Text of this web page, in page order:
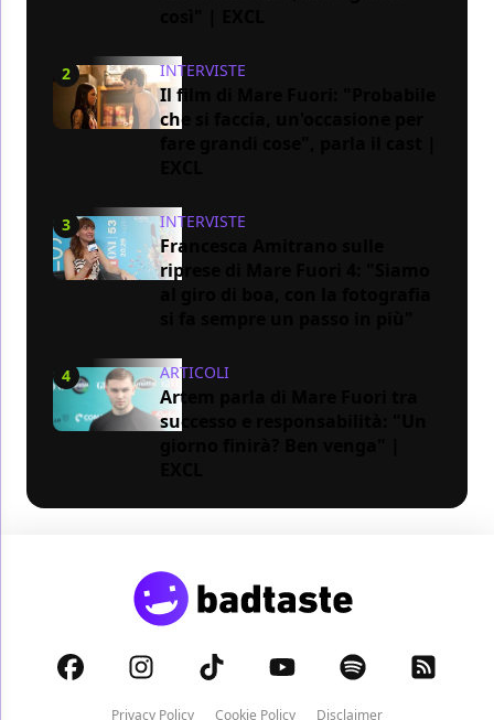
2 INTERVISTE
Il film di Mare Fuori: "Probabile
che si faccia, un'occasione per
3 INTERVISTE
Francesca Amitrano sulle
riprese di Mare Fuori 4: "Siamo
4 ARTICOLI
Artem parla di Mare Fuori tra
successo e responsabilità: "Un
Privacy Policy Cookie Policy Disclaimer